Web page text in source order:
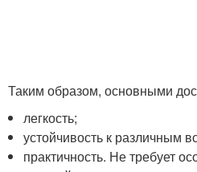
Таким образом, основными
легкость;
устойчивость к различным
практичность. Не требует